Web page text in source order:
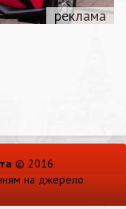
© 2016
на джерело